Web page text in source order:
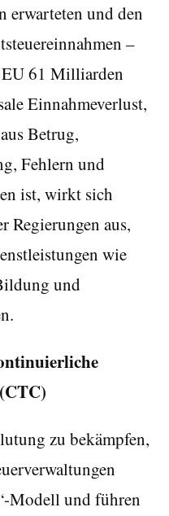
erwarteten und den
–
61 Milliarden
Einnahmeverlust,
Betrug,
Fehlern und
ist, wirkt sich
Regierungen aus,
wie
und
zu bekämpfen,
Modell und führen